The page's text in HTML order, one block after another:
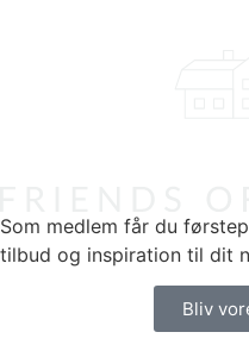
Som medlem får du
tilbud og inspiration til dit
Bliv